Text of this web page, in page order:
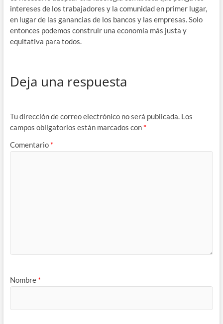
intereses de los trabajadores y la comunidad en primer lugar,
en lugar de las ganancias de los bancos y las empresas. Solo
entonces podemos construir una economía más justa y
equitativa para todos.
Deja una respuesta
Tu dirección de correo electrónico no será publicada. Los
campos obligatorios están marcados con *
Comentario *
Nombre *